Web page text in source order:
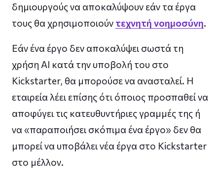
δημιουργούς να αποκαλύψουν εάν τα έργα
τους θα χρησιμοποιούν τεχνητή νοημοσύνη.
Εάν ένα έργο δεν αποκαλύψει σωστά τη
χρήση AI κατά την υποβολή του στο
Kickstarter, θα μπορούσε να ανασταλεί. Η
εταιρεία λέει επίσης ότι όποιος προσπαθεί να
αποφύγει τις κατευθυντήριες γραμμές της ή
να «παραποιήσει σκόπιμα ένα έργο» δεν θα
μπορεί να υποβάλει νέα έργα στο Kickstarter
στο μέλλον.